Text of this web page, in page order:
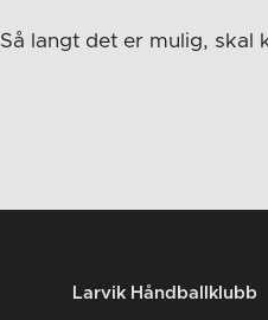
Så langt det er mulig, skal
Larvik Håndballklubb